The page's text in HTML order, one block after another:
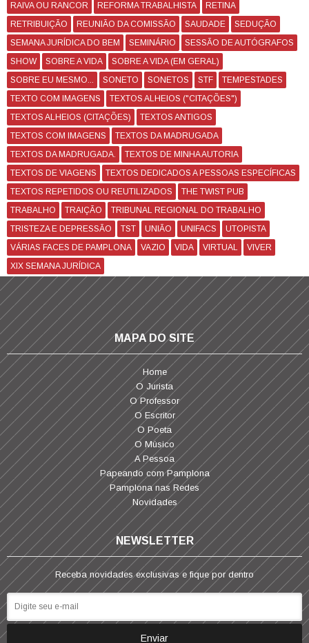
RAIVA OU RANCOR
REFORMA TRABALHISTA
RETINA
RETRIBUIÇÃO
REUNIÃO DA COMISSÃO SAUDADE
SEDUÇÃO
SEMANA JURÍDICA DO BEM
SEMINÁRIO
SESSÃO DE AUTÓGRAFOS
SHOW
SOBRE A VIDA
SOBRE A VIDA (EM GERAL)
SOBRE EU MESMO...
SONETO SONETOS STF
TEMPESTADES
TEXTO COM IMAGENS
TEXTOS ALHEIOS ("CITAÇÕES")
TEXTOS ALHEIOS (CITAÇÕES)
TEXTOS ANTIGOS
TEXTOS COM IMAGENS
TEXTOS DA MADRUGADA
TEXTOS DA MADRUGADA.
TEXTOS DE MINHA AUTORIA
TEXTOS DE VIAGENS
TEXTOS DEDICADOS A PESSOAS ESPECÍFICAS
TEXTOS REPETIDOS OU REUTILIZADOS
THE TWIST PUB
TRABALHO
TRAIÇÃO
TRIBUNAL REGIONAL DO TRABALHO
TRISTEZA E DEPRESSÃO
TST UNIÃO UNIFACS
UTOPISTA
VÁRIAS FACES DE PAMPLONA
VAZIO VIDA VIRTUAL
VIVER
XIX SEMANA JURÍDICA
MAPA DO SITE
Home
O Jurista
O Professor
O Escritor
O Poeta
O Músico
A Pessoa
Papeando com Pamplona
Pamplona nas Redes
Novidades
NEWSLETTER
Receba novidades exclusivas e fique por dentro